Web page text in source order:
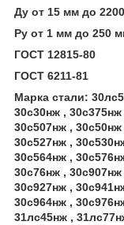
Ду от 15 мм до
Ру от 1 мм до 250
ГОСТ 12815-80
ГОСТ 6211-81
Марка стали:
30с30нж ,
30с507нж ,
30с527нж ,
30с564нж ,
30с76нж ,
30с927нж ,
30с964нж ,
31лс45нж ,